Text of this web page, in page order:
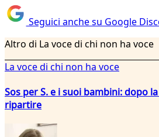
Seguici anche su Google
Altro di La voce di chi non ha voce
La voce di chi non ha voce
Sos per S. e i suoi bambini: dopo
ripartire